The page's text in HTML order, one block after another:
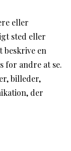
eller
sted eller
beskrive en
for andre at se.
billeder,
der